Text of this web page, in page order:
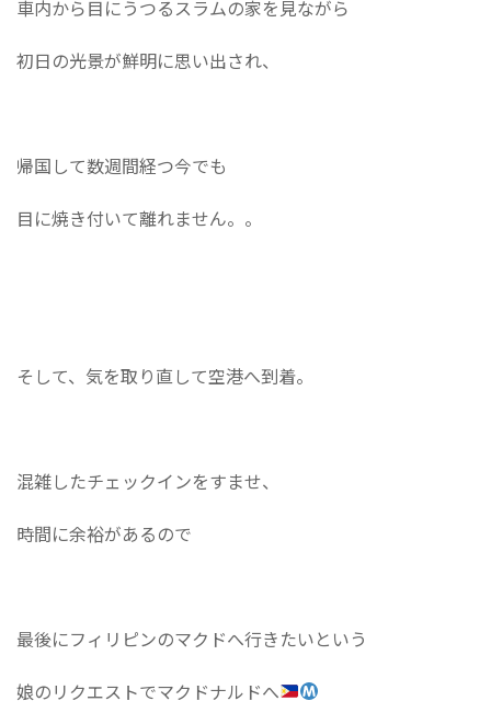
車内から目にうつるスラムの家を見ながら
初日の光景が鮮明に思い出され、
帰国して数週間経つ今でも
目に焼き付いて離れません。。
そして、気を取り直して空港へ到着。
混雑したチェックインをすませ、
時間に余裕があるので
最後にフィリピンのマクドへ行きたいという
娘のリクエストでマクドナルドへ